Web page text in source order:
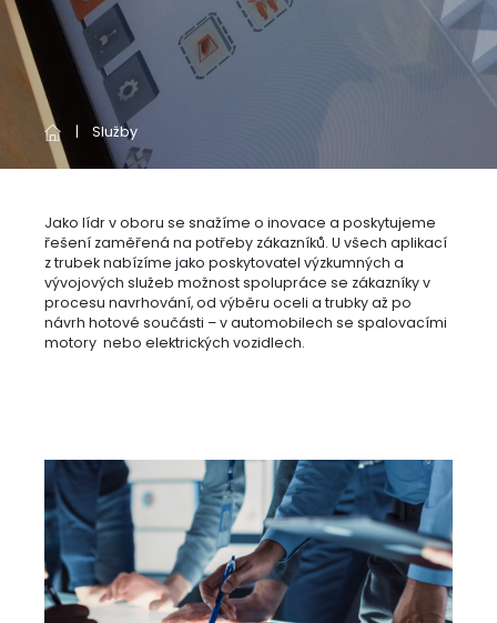
Služby
Jako lídr v oboru se snažíme o inovace a poskytujeme
řešení zaměřená na potřeby zákazníků. U všech aplikací
z trubek nabízíme jako poskytovatel výzkumných a
vývojových služeb možnost spolupráce se zákazníky v
procesu navrhování, od výběru oceli a trubky až po
návrh hotové součásti – v automobilech se spalovacími
motory nebo elektrických vozidlech.